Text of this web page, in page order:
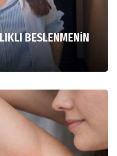
BESLENMENİN